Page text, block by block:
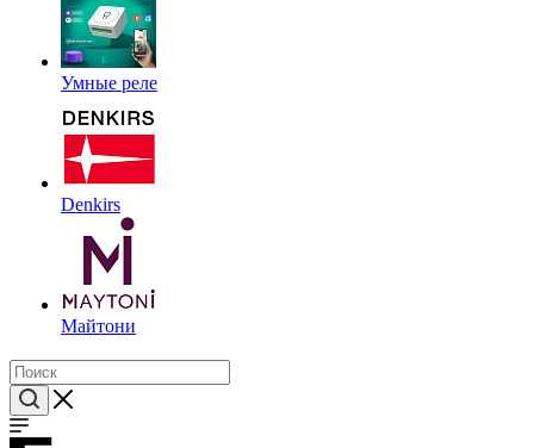
Умные реле
Denkirs
Майтони